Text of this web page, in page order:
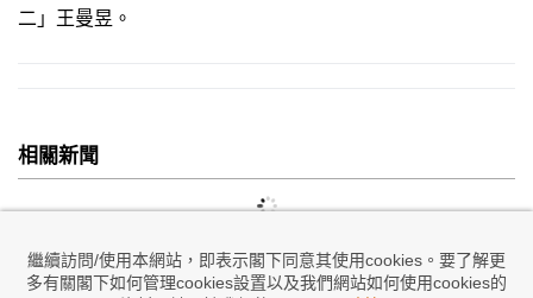
繼續訪問/使用本網站，即表示閣下同意其使用cookies。要了解更
多有關閣下如何管理cookies設置以及我們網站如何使用cookies的
二」王曼昱。
相關新聞